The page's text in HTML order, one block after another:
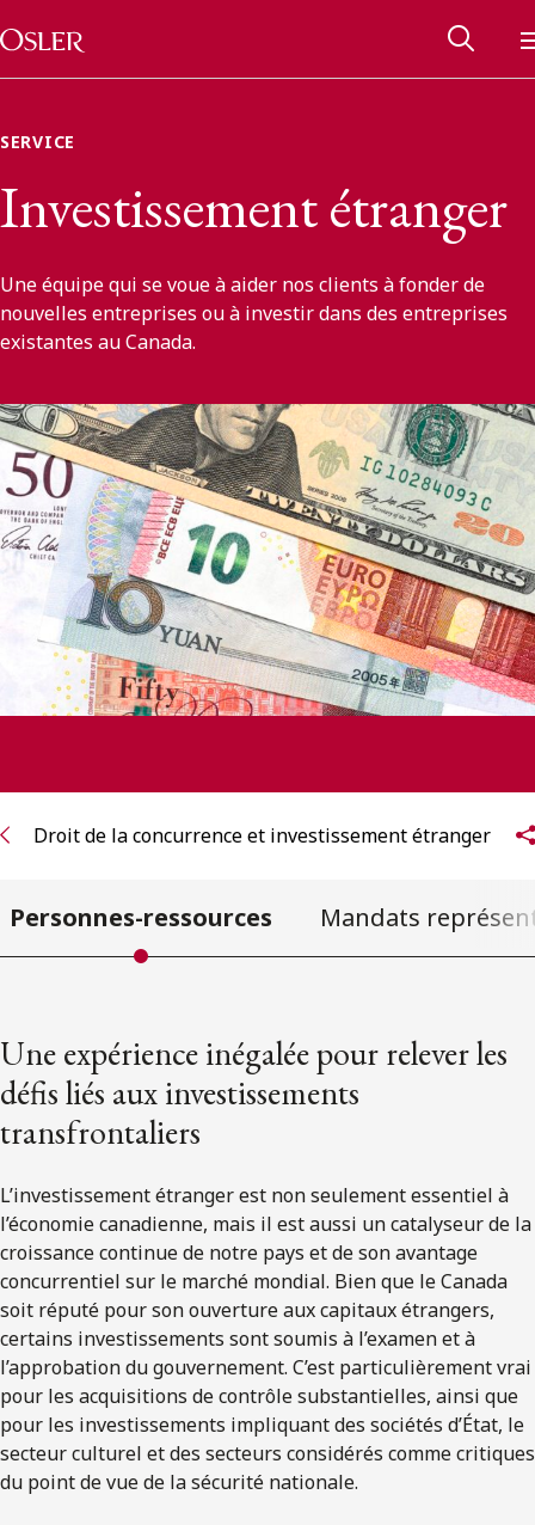
Passer au contenu
Main Navigation
Réseau des anciens d’Osler
Contactez-nous
ENGLISH
S’abonner aux articles Osler
S’abonner
SERVICE
Investissement étranger
Une équipe qui se voue à aider nos clients à fonder de
nouvelles entreprises ou à investir dans des entreprises
existantes au Canada.
Droit de la concurrence et investissement étranger
Personnes-ressources Mandats
Une expérience inégalée pour relever les
défis liés aux investissements
transfrontaliers
L’investissement étranger est non seulement essentiel à
l’économie canadienne, mais il est aussi un catalyseur de la
croissance continue de notre pays et de son avantage
concurrentiel sur le marché mondial. Bien que le Canada
soit réputé pour son ouverture aux capitaux étrangers,
certains investissements sont soumis à l’examen et à
l’approbation du gouvernement. C’est particulièrement vrai
pour les acquisitions de contrôle substantielles, ainsi que
pour les investissements impliquant des sociétés d’État, le
secteur culturel et des secteurs considérés comme critiques
du point de vue de la sécurité nationale.